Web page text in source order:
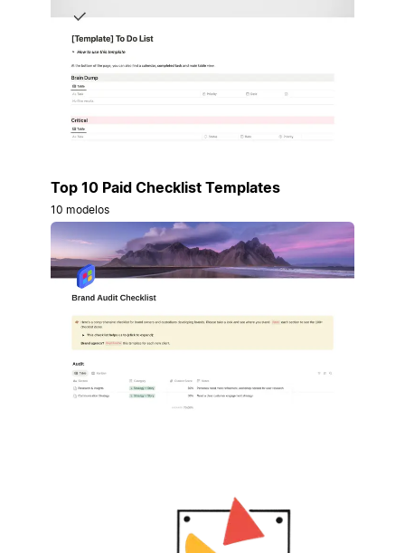
Top 10 Paid Checklist Templates
10 modelos